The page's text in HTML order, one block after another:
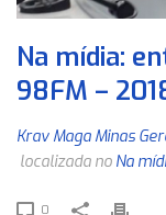
Na mídia:
98FM –
Krav Maga Minas
localizada no Na
0